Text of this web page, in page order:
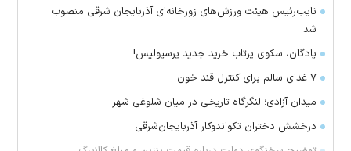
نایب‌رئیس هیئت ورزش‌های زورخانه‌ای آذربایجان شرقی منصوب
شد
پادگان، سکوی پرتاب خرید جدید پرسپولیس!
۷ غذای سالم برای کنترل قند خون
میدان آزادی؛ لنگرگاه تاریخی در میان شلوغی شهر
درخشش دختران تکواندوکار آذربایجان‌شرقی